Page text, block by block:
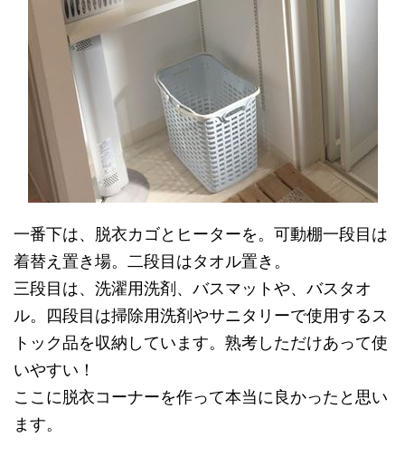
一番下は、脱衣カゴとヒーターを。可動棚一段目は
着替え置き場。二段目はタオル置き。
三段目は、洗濯用洗剤、バスマットや、バスタオ
ル。四段目は掃除用洗剤やサニタリーで使用するス
トック品を収納しています。熟考しただけあって使
いやすい！
ここに脱衣コーナーを作って本当に良かったと思い
ます。